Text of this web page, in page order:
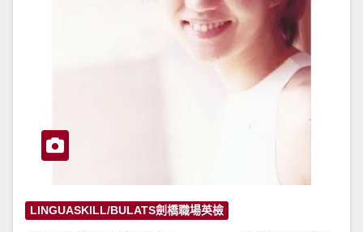
LINGUASKILL/BULATS劍橋職場英檢